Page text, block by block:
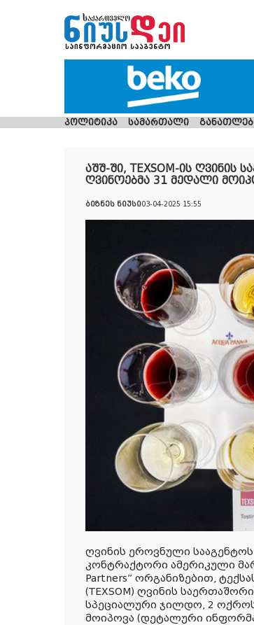
პოლიტიკა სამართალი
აშშ-ში, TEXSOM-ის
ღვინოებმა 31 მედალი
ბიზნეს ნიუსი03-04-2025 15:55
ღვინის ეროვნული
კონტრაქტორი ამერიკული
Partners” ორგანიზებით,
(TEXSOM) ღვინის
სპეციალური ჯილდო, 2
მოიპოვა (დეტალური